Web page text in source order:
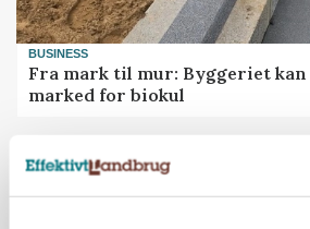
BUSINESS
Fra mark til mur: Byggeriet
marked for biokul